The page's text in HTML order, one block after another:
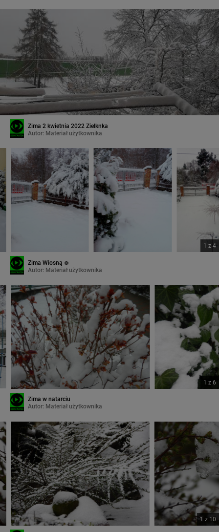
Zima 2 kwietnia 2022 Zielknka
Autor: Materiał użytkownika
1 z 4
Zima Wiosną ❄️
Autor: Materiał użytkownika
1 z 6
Zima w natarciu
Autor: Materiał użytkownika
1 z 10